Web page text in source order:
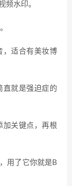
频水印。
，适合有美妆博
直就是强迫症的
加关键点，再根
用了它你就是B